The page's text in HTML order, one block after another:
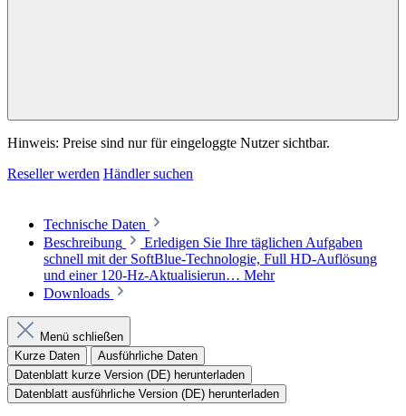
Hinweis: Preise sind nur für eingeloggte Nutzer sichtbar.
Reseller werden Händler suchen
Technische Daten
Beschreibung
Erledigen Sie Ihre täglichen Aufgaben
schnell mit der SoftBlue-Technologie, Full HD-Auflösung
und einer 120-Hz-Aktualisierun… Mehr
Downloads
Menü schließen
Kurze Daten
Ausführliche Daten
Datenblatt kurze Version (DE) herunterladen
Datenblatt ausführliche Version (DE) herunterladen